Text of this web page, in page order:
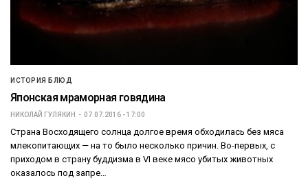
ИСТОРИЯ БЛЮД
Японская мраморная говядина
НИКОЛАЙ ГУЛЯКИН 07.07.2016 - 17:00
Страна Восходящего солнца долгое время обходилась без мяса
млекопитающих — на то было несколько причин. Во-первых, с
приходом в страну буддизма в VI веке мясо убитых животных
оказалось под запре…